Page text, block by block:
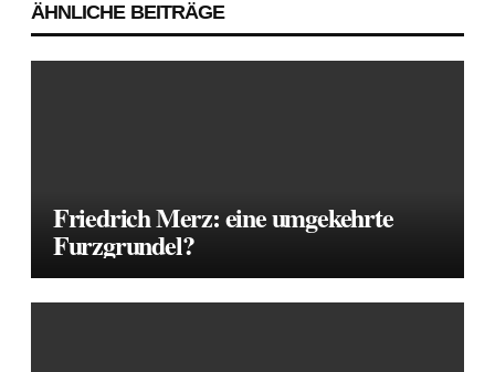
ÄHNLICHE BEITRÄGE
Friedrich Merz: eine umgekehrte
Furzgrundel?